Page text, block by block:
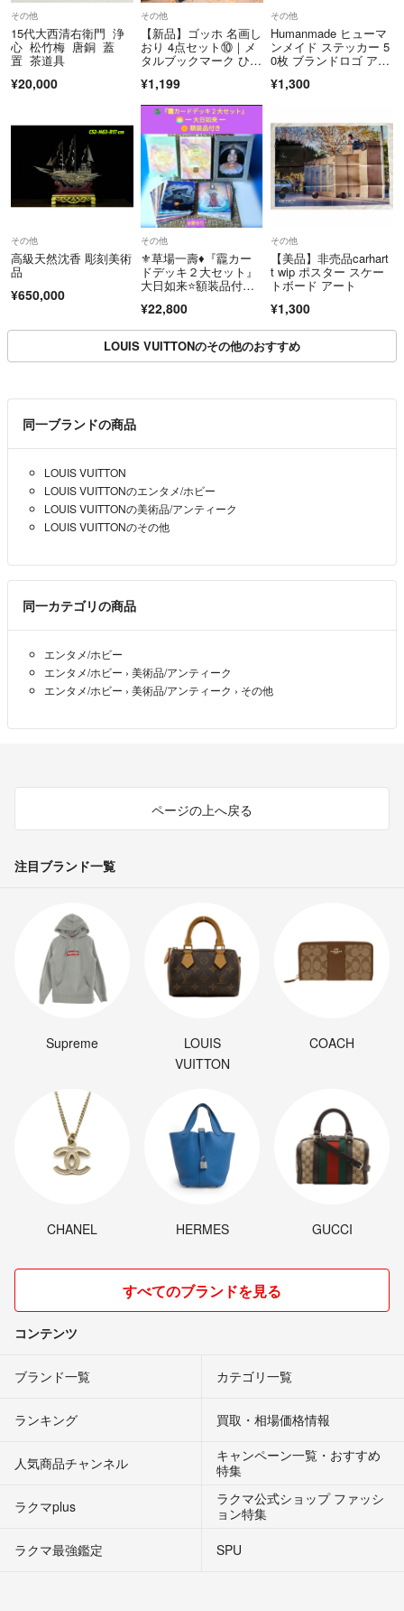
https://fril.jp/ts/official/law/a078/#return_policy
その他
15代大西清右衛門 浄
心 松竹梅 唐銅 蓋
置 茶道具
¥20,000
その他
【新品】ゴッホ 名画し
おり 4点セット⑩｜メ
タルブックマーク ひま
¥1,199
その他
Humanmade ヒューマ
ンメイド ステッカー 5
0枚 ブランドロゴ アパ
¥1,300
その他
高級天然沈香 彫刻美術
品
¥650,000
その他
⚜️草場一壽♦『龗カー
ドデッキ２大セット』
大日如来⭐額装品付き⭐
¥22,800
その他
【美品】非売品carhart
t wip ポスター スケー
トボード アート
¥1,300
LOUIS VUITTONのその他のおすすめ
同一ブランドの商品
LOUIS VUITTON
LOUIS VUITTONのエンタメ/ホビー
LOUIS VUITTONの美術品/アンティーク
LOUIS VUITTONのその他
同一カテゴリの商品
エンタメ/ホビー
エンタメ/ホビー › 美術品/アンティーク
エンタメ/ホビー › 美術品/アンティーク › その他
ページの上へ戻る
注目ブランド一覧
Supreme
LOUIS
VUITTON
COACH
CHANEL HERMES GUCCI
すべてのブランドを見る
コンテンツ
ブランド一覧 カテゴリ一覧
ランキング 買取・相場価格情報
人気商品チャンネル
キャンペーン一覧・おすすめ
特集
ラクマplus
ラクマ公式ショップ ファッシ
ョン特集
ラクマ最強鑑定
SPU